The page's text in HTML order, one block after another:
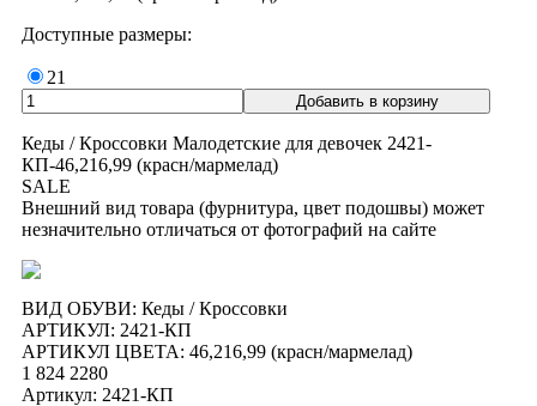
Доступные размеры:
21
Кеды / Кроссовки Малодетские для девочек 2421-
КП-46,216,99 (красн/мармелад)
SALE
Внешний вид товара (фурнитура, цвет подошвы) может
незначительно отличаться от фотографий на сайте
ВИД ОБУВИ: Кеды / Кроссовки
АРТИКУЛ: 2421-КП
АРТИКУЛ ЦВЕТА: 46,216,99 (красн/мармелад)
1 824 2280
Артикул: 2421-КП